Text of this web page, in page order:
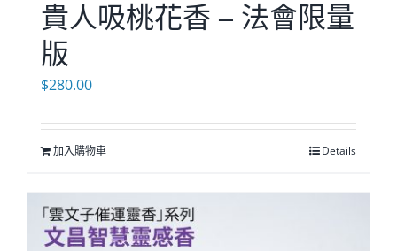
貴人吸桃花香 – 法會限量
版
$280.00
加入購物車 Details